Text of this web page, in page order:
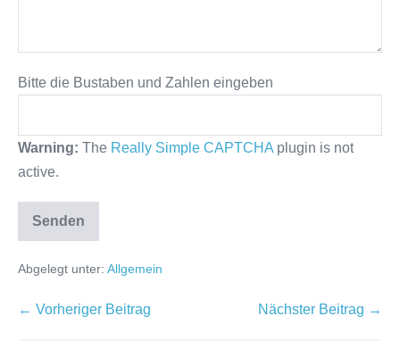
Bitte die Bustaben und Zahlen eingeben
Warning: The Really Simple CAPTCHAplugin is not
active.
Abgelegt unter: Allgemein
Beitragsnavigation
← Vorheriger Beitrag Nächster Beitrag →